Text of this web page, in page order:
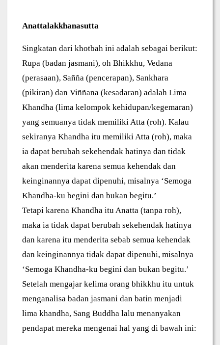
Anattalakkhanasutta
Singkatan dari khotbah ini adalah sebagai berikut:
Rupa (badan jasmani), oh Bhikkhu, Vedana
(perasaan), Sañña (pencerapan), Sankhara
(pikiran) dan Viññana (kesadaran) adalah Lima
Khandha (lima kelompok kehidupan/kegemaran)
yang semuanya tidak memiliki Atta (roh). Kalau
sekiranya Khandha itu memiliki Atta (roh), maka
ia dapat berubah sekehendak hatinya dan tidak
akan menderita karena semua kehendak dan
keinginannya dapat dipenuhi, misalnya ‘Semoga
Khandha-ku begini dan bukan begitu.’
Tetapi karena Khandha itu Anatta (tanpa roh),
maka ia tidak dapat berubah sekehendak hatinya
dan karena itu menderita sebab semua kehendak
dan keinginannya tidak dapat dipenuhi, misalnya
‘Semoga Khandha-ku begini dan bukan begitu.’
Setelah mengajar kelima orang bhikkhu itu untuk
menganalisa badan jasmani dan batin menjadi
lima khandha, Sang Buddha lalu menanyakan
pendapat mereka mengenai hal yang di bawah ini: